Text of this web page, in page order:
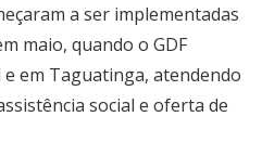
a ser implementadas
maio, quando o GDF
em Taguatinga, atendendo
social e oferta de